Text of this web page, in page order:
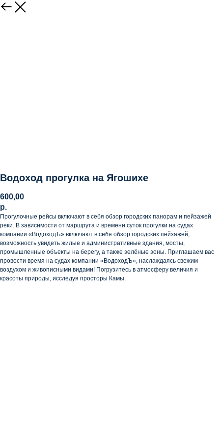
Водоход прогулка на Ягошихе
600,00
р.
Прогулочные рейсы включают в себя обзор городских панорам и пейзажей
реки. В зависимости от маршрута и времени суток прогулки на судах
компании «ВодоходЪ» включают в себя обзор городских пейзажей,
возможность увидеть жилые и административные здания, мосты,
промышленные объекты на берегу, а также зелёные зоны. Приглашаем вас
провести время на судах компании «ВодоходЪ», наслаждаясь свежим
воздухом и живописными видами! Погрузитесь в атмосферу величия и
красоты природы, исследуя просторы Камы.